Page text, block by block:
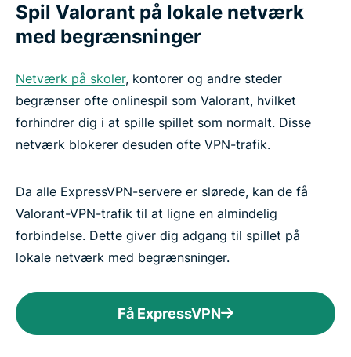
Spil Valorant på lokale netværk
med begrænsninger
Netværk på skoler, kontorer og andre steder
begrænser ofte onlinespil som Valorant, hvilket
forhindrer dig i at spille spillet som normalt. Disse
netværk blokerer desuden ofte VPN-trafik.
Da alle ExpressVPN-servere er slørede, kan de få
Valorant-VPN-trafik til at ligne en almindelig
forbindelse. Dette giver dig adgang til spillet på
lokale netværk med begrænsninger.
Få ExpressVPN